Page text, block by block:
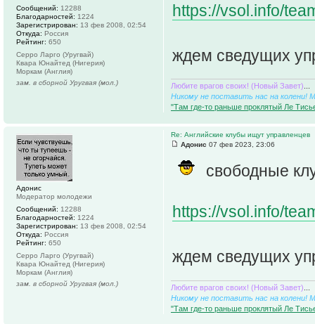
https://vsol.info/
ждем сведущих
Любите врагов своих! (Новый Завет)
Никому не поставить нас на колени!
"Там где-то раньше проклятый Ле
Сообщений: 12288
Благодарностей: 1224
Зарегистрирован: 13 фев 2008, 02:54
Откуда: Россия
Рейтинг: 650
Серро Ларго (Уругвай)
Квара Юнайтед (Нигерия)
Моркам (Англия)
зам. в сборной Уругвая (мол.)
Re: Английские клубы ищут управленцев
Адонис 07 фев 2023, 23:06
свободные
https://vsol.info/
ждем сведущих
Любите врагов своих! (Новый Завет)
Никому не поставить нас на колени!
"Там где-то раньше проклятый Ле
Адонис
Модератор молодежи
Сообщений: 12288
Благодарностей: 1224
Зарегистрирован: 13 фев 2008, 02:54
Откуда: Россия
Рейтинг: 650
Серро Ларго (Уругвай)
Квара Юнайтед (Нигерия)
Моркам (Англия)
зам. в сборной Уругвая (мол.)